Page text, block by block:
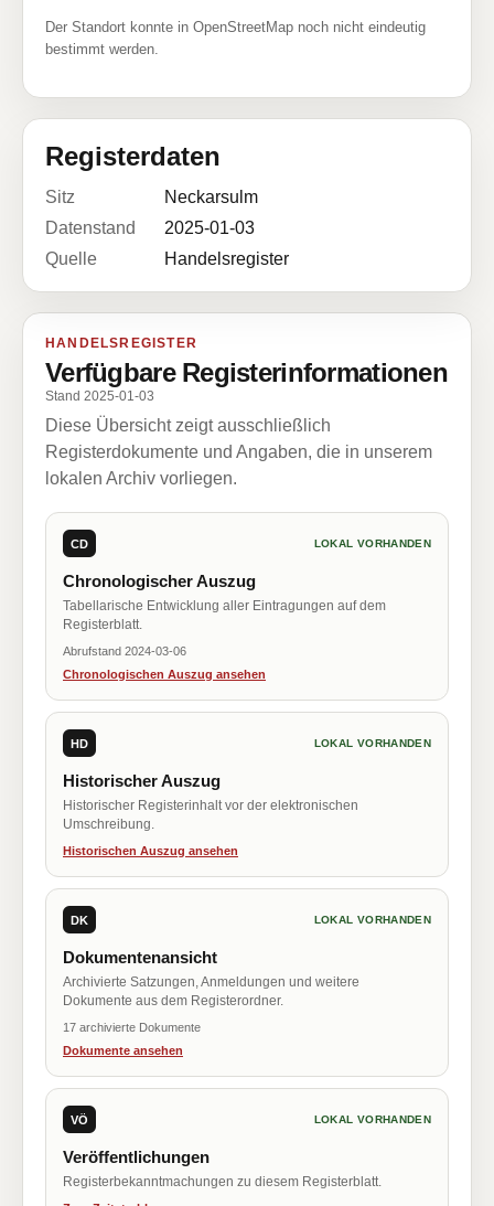
Der Standort konnte in OpenStreetMap noch nicht eindeutig
bestimmt werden.
Registerdaten
Sitz
Neckarsulm
Datenstand
2025-01-03
Quelle
Handelsregister
HANDELSREGISTER
Verfügbare Registerinformationen
Stand 2025-01-03
Diese Übersicht zeigt ausschließlich
Registerdokumente und Angaben, die in unserem
lokalen Archiv vorliegen.
CD LOKAL VORHANDEN
Chronologischer Auszug
Tabellarische Entwicklung aller Eintragungen auf dem
Registerblatt.
Abrufstand 2024-03-06
Chronologischen Auszug ansehen
HD LOKAL VORHANDEN
Historischer Auszug
Historischer Registerinhalt vor der elektronischen
Umschreibung.
Historischen Auszug ansehen
DK LOKAL VORHANDEN
Dokumentenansicht
Archivierte Satzungen, Anmeldungen und weitere
Dokumente aus dem Registerordner.
17 archivierte Dokumente
Dokumente ansehen
VÖ LOKAL VORHANDEN
Veröffentlichungen
Registerbekanntmachungen zu diesem Registerblatt.